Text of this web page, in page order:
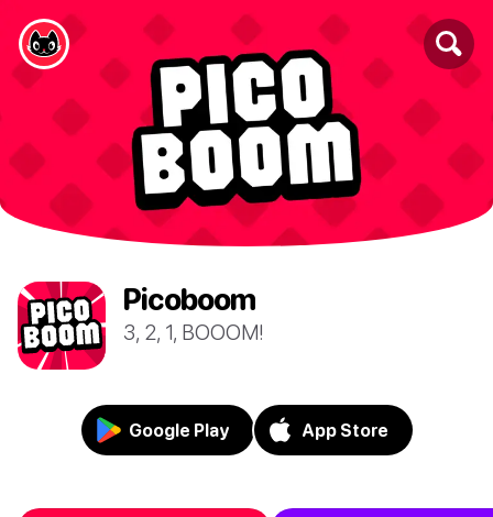
Picoboom
3, 2, 1, BOOOM!
Google Play App Store